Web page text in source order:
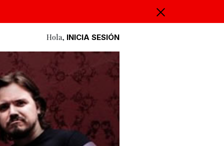
Hola, INICIA SESIÓN